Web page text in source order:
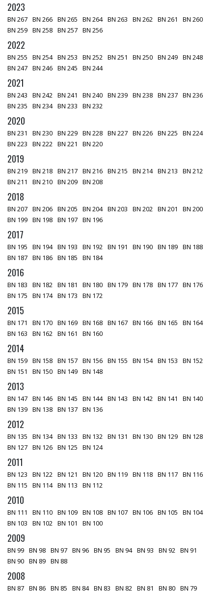
2023
BN 267 BN 266 BN 265 BN 264 BN 263 BN 262 BN 261
BN 260
BN 259 BN 258 BN 257 BN 256
2022
BN 255 BN 254 BN 253 BN 252 BN 251 BN 250 BN 249 BN 248
BN 247 BN 246 BN 245 BN 244
2021
BN 243 BN 242 BN 241 BN 240 BN 239 BN 238 BN 237 BN 236
BN 235
BN 234 BN 233 BN 232
2020
BN 231 BN 230 BN 229 BN 228 BN 227 BN 226 BN 225
BN 224
BN 223
BN 222 BN 221 BN 220
2019
BN 219 BN 218 BN 217 BN 216 BN 215 BN 214 BN 213
BN 212
BN 211
BN 210 BN 209 BN 208
2018
BN 207 BN 206 BN 205 BN 204 BN 203 BN 202 BN 201
BN 200
BN 199 BN 198 BN 197 BN 196
2017
BN 195 BN 194 BN 193 BN 192 BN 191 BN 190 BN 189 BN 188
BN 187 BN 186 BN 185 BN 184
2016
BN 183 BN 182 BN 181 BN 180 BN 179 BN 178 BN 177 BN 176
BN 175
BN 174 BN 173 BN 172
2015
BN 171 BN 170 BN 169 BN 168 BN 167 BN 166 BN 165
BN 164
BN 163
BN 162 BN 161 BN 160
2014
BN 159 BN 158 BN 157 BN 156 BN 155 BN 154 BN 153
BN 152
BN 151
BN 150 BN 149 BN 148
2013
BN 147 BN 146 BN 145 BN 144 BN 143 BN 142 BN 141
BN 140
BN 139 BN 138 BN 137 BN 136
2012
BN 135 BN 134 BN 133 BN 132 BN 131 BN 130 BN 129 BN 128
BN 127 BN 126 BN 125 BN 124
2011
BN 123 BN 122 BN 121 BN 120 BN 119 BN 118 BN 117 BN 116
BN 115
BN 114 BN 113 BN 112
2010
BN 111 BN 110 BN 109 BN 108 BN 107 BN 106 BN 105
BN 104
BN 103
BN 102 BN 101 BN 100
2009
BN 99 BN 98 BN 97 BN 96 BN 95 BN 94 BN 93 BN 92 BN 91
BN 90 BN 89 BN 88
2008
BN 87 BN 86 BN 85 BN 84 BN 83 BN 82 BN 81 BN 80 BN 79